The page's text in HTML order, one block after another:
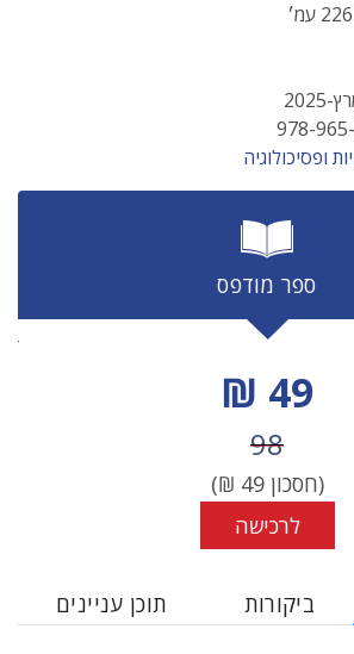
2025
ופסיכולוגיה
ספר מודפס
מחיר הנחה
49 ₪
מחיר לפני הנחה
98
(חסכון49
₪)
לרכישה
ביקורות תוכן עניינים